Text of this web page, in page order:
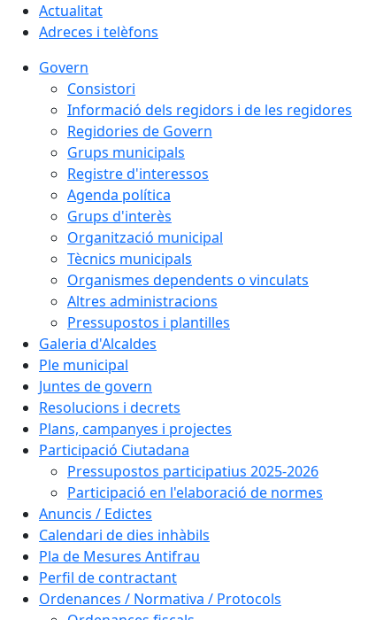
Actualitat
Adreces i telèfons
Govern
Consistori
Informació dels regidors i de les regidores
Regidories de Govern
Grups municipals
Registre d'interessos
Agenda política
Grups d'interès
Organització municipal
Tècnics municipals
Organismes dependents o vinculats
Altres administracions
Pressupostos i plantilles
Galeria d'Alcaldes
Ple municipal
Juntes de govern
Resolucions i decrets
Plans, campanyes i projectes
Participació Ciutadana
Pressupostos participatius 2025-2026
Participació en l'elaboració de normes
Anuncis / Edictes
Calendari de dies inhàbils
Pla de Mesures Antifrau
Perfil de contractant
Ordenances / Normativa / Protocols